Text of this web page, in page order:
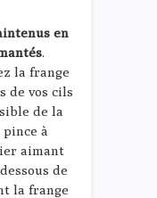
en
.
la frange
de vos cils
de la
à
aimant
de
la frange